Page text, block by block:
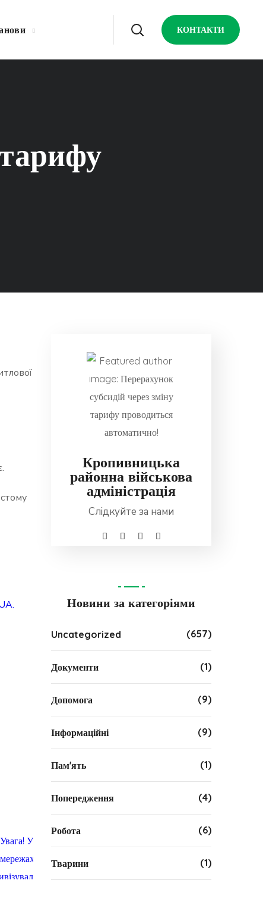
КОНТАКТИ
Кропивницька
районна військова
адміністрація
Слідкуйте за нами
Новини за категоріями
Uncategorized (657)
Документи (1)
Допомога (9)
Інформаційні (9)
Пам'ять (1)
Попередження (4)
Робота (6)
Тварини (1)